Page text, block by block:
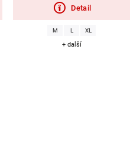
Detail
M L XL
+ další